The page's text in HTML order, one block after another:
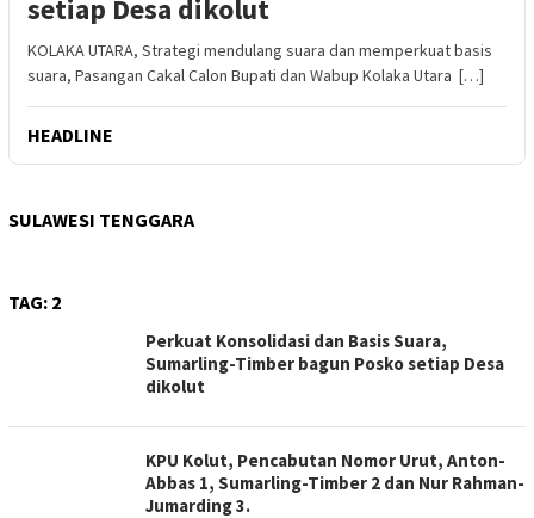
setiap Desa dikolut
KOLAKA UTARA, Strategi mendulang suara dan memperkuat basis
suara, Pasangan Cakal Calon Bupati dan Wabup Kolaka Utara […]
HEADLINE
SULAWESI TENGGARA
TAG: 2
Perkuat Konsolidasi dan Basis Suara,
Sumarling-Timber bagun Posko setiap Desa
dikolut
KPU Kolut, Pencabutan Nomor Urut, Anton-
Abbas 1, Sumarling-Timber 2 dan Nur Rahman-
Jumarding 3.